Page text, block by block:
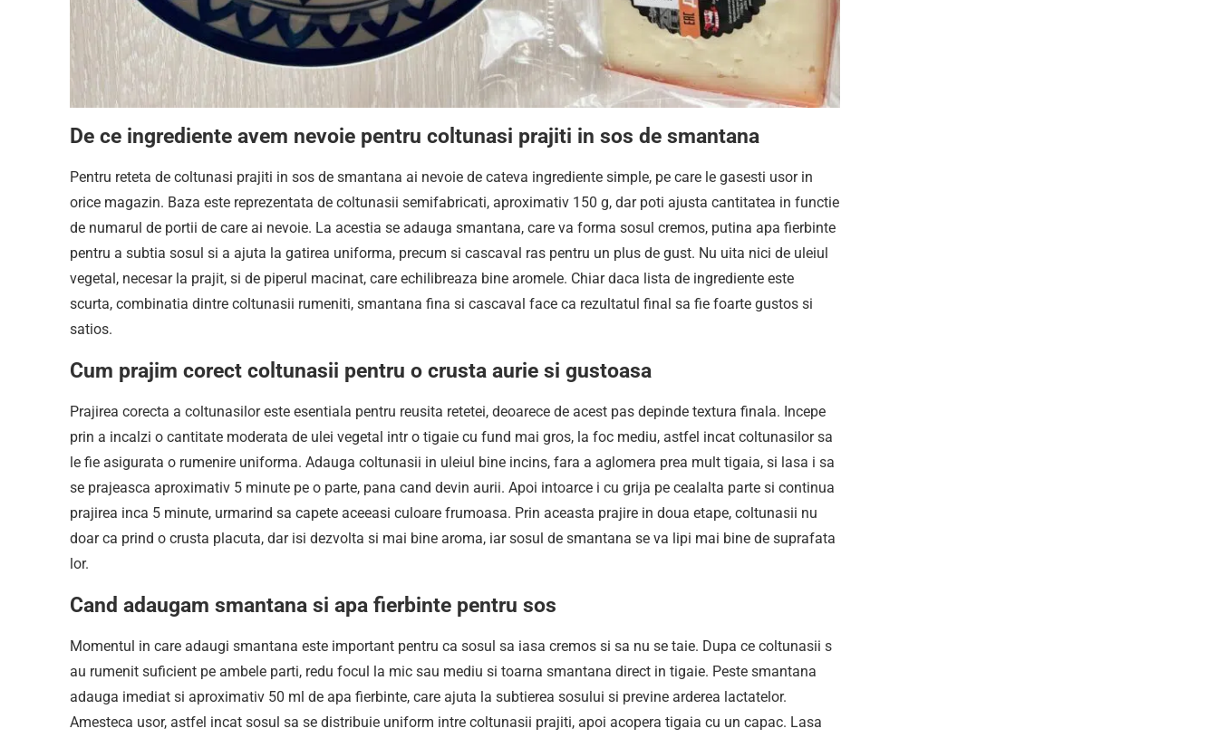
De ce ingrediente avem nevoie pentru coltunasi prajiti in sos de smantana
Pentru reteta de coltunasi prajiti in sos de smantana ai nevoie de cateva ingrediente simple, pe care le gasesti usor in
orice magazin. Baza este reprezentata de coltunasii semifabricati, aproximativ 150 g, dar poti ajusta cantitatea in functie
de numarul de portii de care ai nevoie. La acestia se adauga smantana, care va forma sosul cremos, putina apa fierbinte
pentru a subtia sosul si a ajuta la gatirea uniforma, precum si cascaval ras pentru un plus de gust. Nu uita nici de uleiul
vegetal, necesar la prajit, si de piperul macinat, care echilibreaza bine aromele. Chiar daca lista de ingrediente este
scurta, combinatia dintre coltunasii rumeniti, smantana fina si cascaval face ca rezultatul final sa fie foarte gustos si
satios.
Cum prajim corect coltunasii pentru o crusta aurie si gustoasa
Prajirea corecta a coltunasilor este esentiala pentru reusita retetei, deoarece de acest pas depinde textura finala. Incepe
prin a incalzi o cantitate moderata de ulei vegetal intr o tigaie cu fund mai gros, la foc mediu, astfel incat coltunasilor sa
le fie asigurata o rumenire uniforma. Adauga coltunasii in uleiul bine incins, fara a aglomera prea mult tigaia, si lasa i sa
se prajeasca aproximativ 5 minute pe o parte, pana cand devin aurii. Apoi intoarce i cu grija pe cealalta parte si continua
prajirea inca 5 minute, urmarind sa capete aceeasi culoare frumoasa. Prin aceasta prajire in doua etape, coltunasii nu
doar ca prind o crusta placuta, dar isi dezvolta si mai bine aroma, iar sosul de smantana se va lipi mai bine de suprafata
lor.​​
Cand adaugam smantana si apa fierbinte pentru sos
Momentul in care adaugi smantana este important pentru ca sosul sa iasa cremos si sa nu se taie. Dupa ce coltunasii s
au rumenit suficient pe ambele parti, redu focul la mic sau mediu si toarna smantana direct in tigaie. Peste smantana
adauga imediat si aproximativ 50 ml de apa fierbinte, care ajuta la subtierea sosului si previne arderea lactatelor.
Amesteca usor, astfel incat sosul sa se distribuie uniform intre coltunasii prajiti, apoi acopera tigaia cu un capac. Lasa